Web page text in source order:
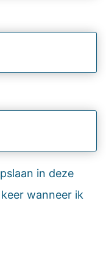
in deze
wanneer ik